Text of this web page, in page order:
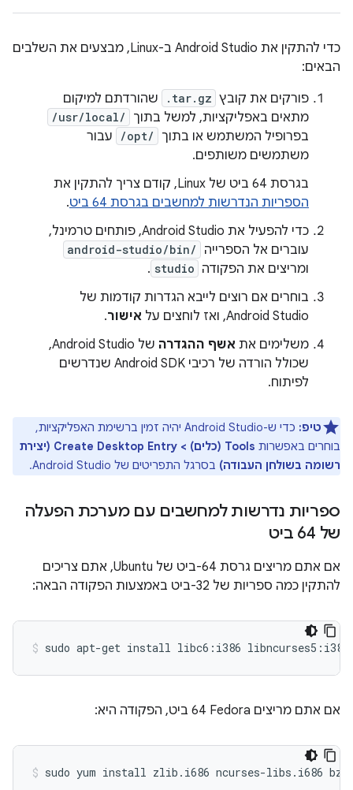
כדי להתקין את Android Studio ב-Linux, מבצעים את השלבים
הבאים:
פורקים את קובץ .tar.gz
שהורדתם למיקום
מתאים באפליקציות, למשל בתוך
/usr/local/
בפרופיל המשתמש או בתוך /opt/
עבור
משתמשים משותפים.
בגרסת 64 ביט של Linux, קודם צריך להתקין את
הספריות הנדרשות למחשבים בגרסת 64 ביט
.
כדי להפעיל את Android Studio, פותחים טרמינל,
עוברים אל הספרייה
android-studio/bin/
ומריצים את הפקודה studio
.
בוחרים אם רוצים לייבא הגדרות קודמות של
Android Studio, ואז לוחצים על
אישור.
משלימים את אשף ההגדרה
של Android Studio,
שכולל הורדה של רכיבי Android SDK שנדרשים
לפיתוח.
טיפ:
כדי ש-Android Studio יהיה זמין ברשימת האפליקציות,
בוחרים באפשרות
Tools (כלים) > Create Desktop Entry (יצירת
רשומה בשולחן העבודה) בסרגל התפריטים של Android Studio.
ספריות נדרשות למחשבים עם מערכת הפעלה
של 64 ביט
אם אתם מריצים גרסת 64-ביט של Ubuntu, אתם צריכים
להתקין כמה ספריות של 32-ביט באמצעות הפקודה הבאה:
אם אתם מריצים Fedora‏ 64 ביט, הפקודה היא: